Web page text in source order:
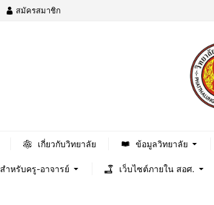
สมัครสมาชิก
เกี่ยวกับวิทยาลัย ข้อมูลวิทยาลัย
สำหรับครู-อาจารย์ เว็บไซต์ภายใน สอศ.